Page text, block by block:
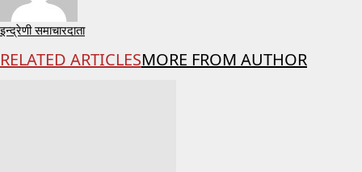
इन्द्रेणी समाचारदाता
RELATED ARTICLESMORE FROM AUTHOR